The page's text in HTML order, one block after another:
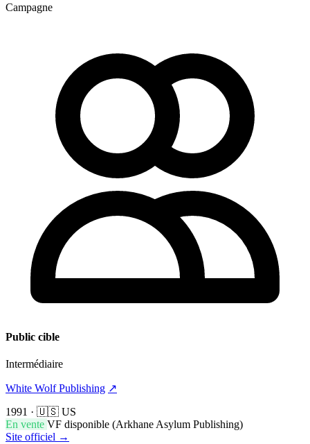
Campagne
Public cible
Intermédiaire
White Wolf Publishing ↗
1991 · 🇺🇸 US
En vente VF disponible (Arkhane Asylum Publishing)
Site officiel →